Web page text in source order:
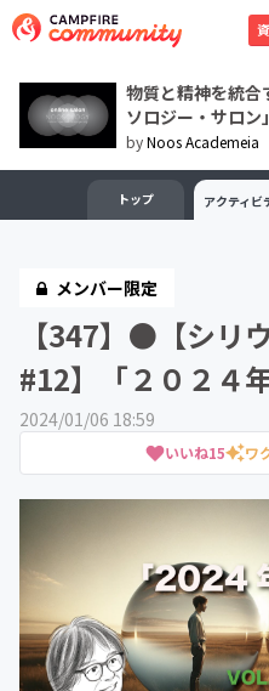
物質と精神を統
ソロジー・サロン」
byNoos Academeia
トップ アクティビ
メンバー限定
【347】●【シリ
#12】「２０２４
2024/01/06 18:59
いいね15 ワ